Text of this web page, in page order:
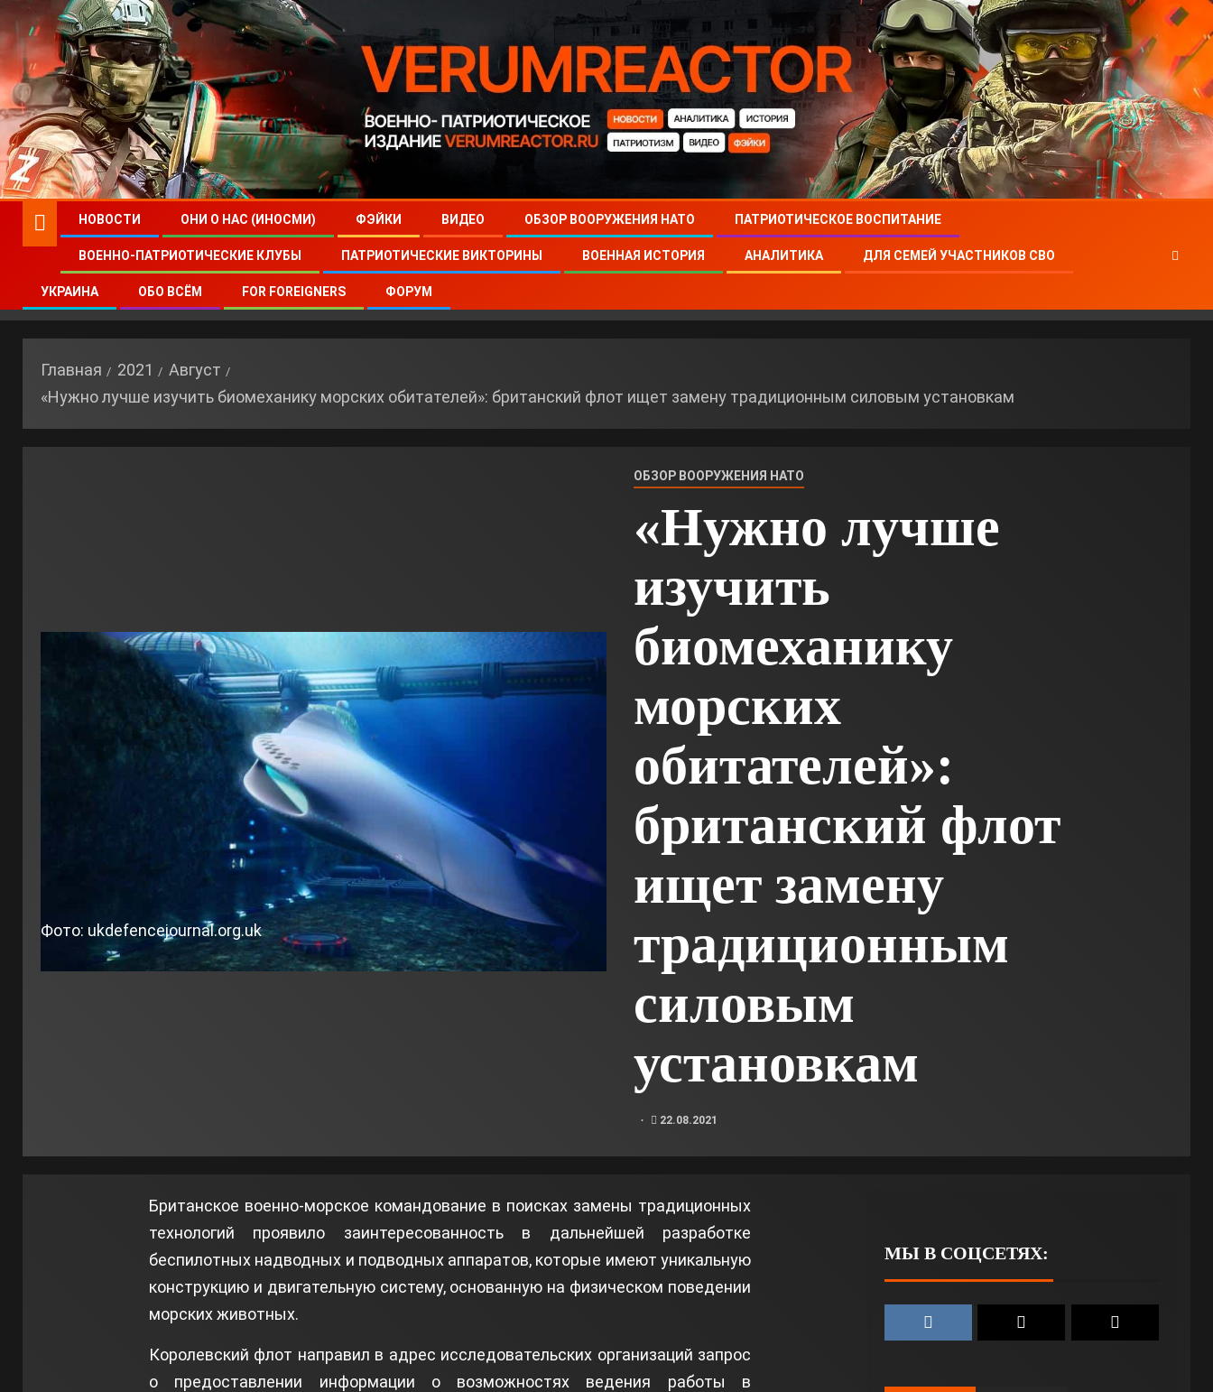
НОВОСТИ ОНИ О НАС (ИНОСМИ) ФЭЙКИ ВИДЕО ОБЗОР ВООРУЖЕНИЯ НАТО ПАТРИОТИЧЕСКОЕ ВОСПИТАНИЕ
ВОЕННО-ПАТРИОТИЧЕСКИЕ КЛУБЫ ПАТРИОТИЧЕСКИЕ ВИКТОРИНЫ ВОЕННАЯ ИСТОРИЯ АНАЛИТИКА ДЛЯ СЕМЕЙ УЧАСТНИКОВ СВО
УКРАИНА ОБО ВСЁМ FOR FOREIGNERS ФОРУМ
Главная 2021
Август
«Нужно лучше изучить биомеханику морских обитателей»: британский флот ищет замену традиционным силовым установкам
Фото: ukdefencejournal.org.uk
ОБЗОР ВООРУЖЕНИЯ НАТО
«Нужно лучше
изучить
биомеханику
морских
обитателей»:
британский флот
ищет замену
традиционным
силовым
установкам
22.08.2021
Британское военно-морское командование в поисках замены традиционных
технологий проявило заинтересованность в дальнейшей разработке
беспилотных надводных и подводных аппаратов, которые имеют уникальную
конструкцию и двигательную систему, основанную на физическом поведении
морских животных.
Королевский флот направил в адрес исследовательских организаций запрос
о предоставлении информации о возможностях ведения работы в
МЫ В СОЦСЕТЯХ: